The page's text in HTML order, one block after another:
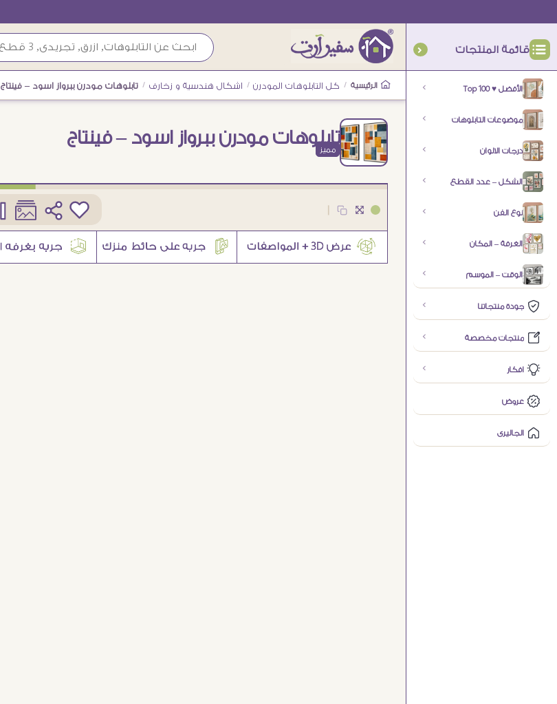
قائمة المنتجات
الأفضل ♥ Top 100
موضوعات التابلوهات
درجات الالوان
الشكل – عدد القطع
نوع الفن
الغرفة – المكان
الوقت – الموسم
جودة منتجاتنا
منتجات مخصصة
افكار
عروض
الجاليرى
الرئيسية / كل التابلوهات المودرن / اشكال هندسية و زخارف / تابلوهات مودرن ببرواز اسود – فينتاج
تابلوهات مودرن ببرواز اسود – فينتاج
مميز
3